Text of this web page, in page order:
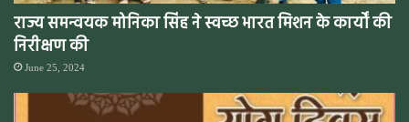
राज्य समन्वयक मोनिका सिंह ने स्वच्छ भारत मिशन के कार्यों की
निरीक्षण की
June 25, 2024